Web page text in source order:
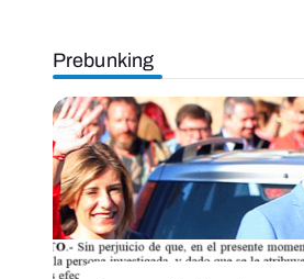
Prebunking